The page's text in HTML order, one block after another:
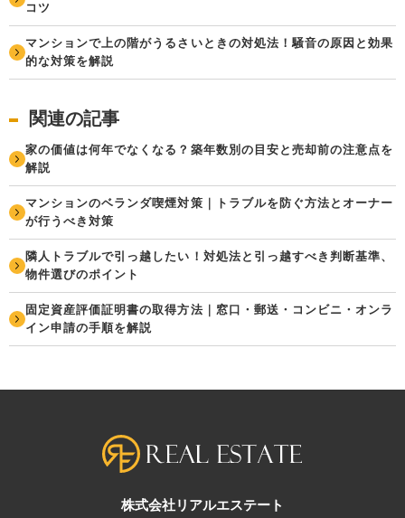
コツ
マンションで上の階がうるさいときの対処法！騒音の原因と効果
的な対策を解説
関連の記事
家の価値は何年でなくなる？築年数別の目安と売却前の注意点を
解説
マンションのベランダ喫煙対策｜トラブルを防ぐ方法とオーナー
が行うべき対策
隣人トラブルで引っ越したい！対処法と引っ越すべき判断基準、
物件選びのポイント
固定資産評価証明書の取得方法｜窓口・郵送・コンビニ・オンラ
イン申請の手順を解説
株式会社リアルエステート